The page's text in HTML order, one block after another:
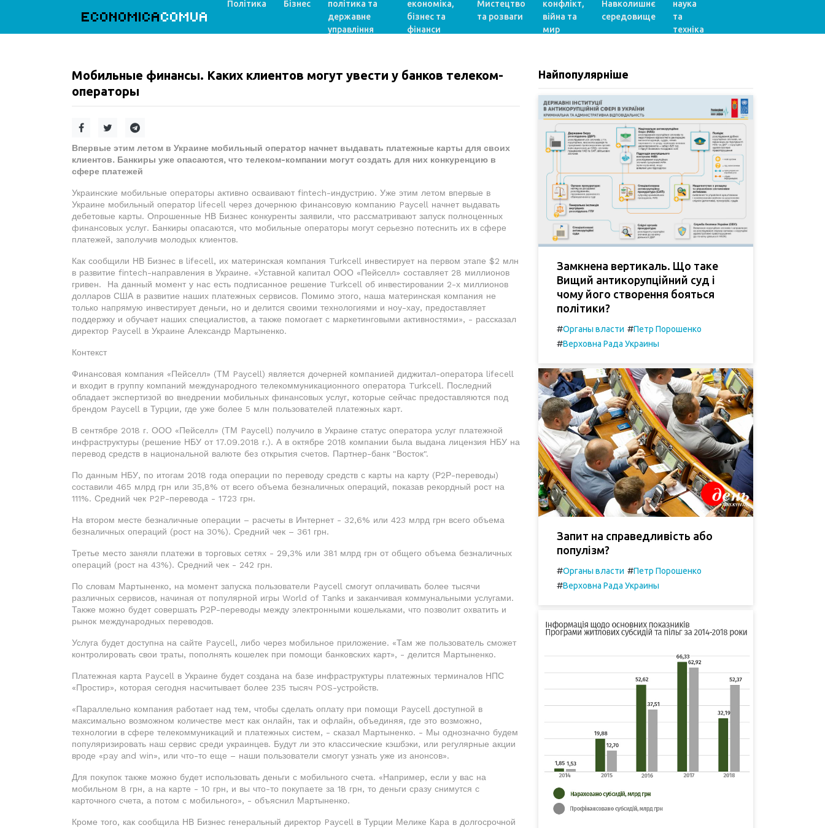
ECONOMICACOMUA
Політика Бізнес
політика та
державне
управління
економіка,
бізнес та
фінанси
Мистецтво
та розваги
конфлікт,
війна та
мир
Навколишнє
середовище
наука
та
техніка
Мобильные финансы. Каких клиентов могут увести у банков телеком-
операторы
Впервые этим летом в Украине мобильный оператор начнет выдавать платежные карты для своих
клиентов. Банкиры уже опасаются, что телеком-компании могут создать для них конкуренцию в
сфере платежей
Украинские мобильные операторы активно осваивают fintech-индустрию. Уже этим летом впервые в
Украине мобильный оператор lifecell через дочернюю финансовую компанию Paycell начнет выдавать
дебетовые карты. Опрошенные НВ Бизнес конкуренты заявили, что рассматривают запуск полноценных
финансовых услуг. Банкиры опасаются, что мобильные операторы могут серьезно потеснить их в сфере
платежей, заполучив молодых клиентов.
Как сообщили НВ Бизнес в lifecell, их материнская компания Turkcell инвестирует на первом этапе $2 млн
в развитие fintech-направления в Украине. «Уставной капитал ООО «Пейселл» составляет 28 миллионов
гривен. На данный момент у нас есть подписанное решение Turkcell об инвестировании 2-х миллионов
долларов США в развитие наших платежных сервисов. Помимо этого, наша материнская компания не
только напрямую инвестирует деньги, но и делится своими технологиями и ноу-хау, предоставляет
поддержку и обучает наших специалистов, а также помогает с маркетинговыми активностями», - рассказал
директор Paycell в Украине Александр Мартыненко.
Контекст
Финансовая компания «Пейселл» (ТМ Paycell) является дочерней компанией диджитал-оператора lifecell
и входит в группу компаний международного телекоммуникационного оператора Turkcell. Последний
обладает экспертизой во внедрении мобильных финансовых услуг, которые сейчас предоставляются под
брендом Paycell в Турции, где уже более 5 млн пользователей платежных карт.
В сентябре 2018 г. ООО «Пейселл» (ТМ Paycell) получило в Украине статус оператора услуг платежной
инфраструктуры (решение НБУ от 17.09.2018 г.). А в октябре 2018 компании была выдана лицензия НБУ на
перевод средств в национальной валюте без открытия счетов. Партнер-банк "Восток".
По данным НБУ, по итогам 2018 года операции по переводу средств с карты на карту (Р2Р-переводы)
составили 465 млрд грн или 35,8% от всего объема безналичных операций, показав рекордный рост на
111%. Средний чек P2P-перевода - 1723 грн.
На втором месте безналичные операции – расчеты в Интернет - 32,6% или 423 млрд грн всего объема
безналичных операций (рост на 30%). Средний чек – 361 грн.
Третье место заняли платежи в торговых сетях - 29,3% или 381 млрд грн от общего объема безналичных
операций (рост на 43%). Средний чек - 242 грн.
По словам Мартыненко, на момент запуска пользователи Paycell смогут оплачивать более тысячи
различных сервисов, начиная от популярной игры World of Tanks и заканчивая коммунальными услугами.
Также можно будет совершать Р2Р-переводы между электронными кошельками, что позволит охватить и
рынок международных переводов.
Услуга будет доступна на сайте Paycell, либо через мобильное приложение. «Там же пользователь сможет
контролировать свои траты, пополнять кошелек при помощи банковских карт», - делится Мартыненко.
Платежная карта Paycell в Украине будет создана на базе инфраструктуры платежных терминалов НПС
«Простир», которая сегодня насчитывает более 235 тысяч POS-устройств.
«Параллельно компания работает над тем, чтобы сделать оплату при помощи Paycell доступной в
максимально возможном количестве мест как онлайн, так и офлайн, объединяя, где это возможно,
технологии в сфере телекоммуникаций и платежных систем, - сказал Мартыненко. - Мы однозначно будем
популяризировать наш сервис среди украинцев. Будут ли это классические кэшбэки, или регулярные акции
вроде «pay and win», или что-то еще – наши пользователи смогут узнать уже из анонсов».
Для покупок также можно будет использовать деньги с мобильного счета. «Например, если у вас на
мобильном 8 грн, а на карте - 10 грн, и вы что-то покупаете за 18 грн, то деньги сразу снимутся с
карточного счета, а потом с мобильного», - объяснил Мартыненко.
Кроме того, как сообщила НВ Бизнес генеральный директор Paycell в Турции Мелике Кара в долгосрочной
Найпопулярніше
Замкнена вертикаль. Що таке
Вищий антикорупційний суд і
чому його створення бояться
політики?
#Органы власти #Петр Порошенко
#Верховна Рада Украины
Запит на справедливість або
популізм?
#Органы власти #Петр Порошенко
#Верховна Рада Украины